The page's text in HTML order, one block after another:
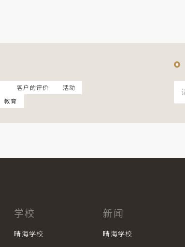
客户的评价
活动
教育
学校
晴海学校
新闻
晴海学校